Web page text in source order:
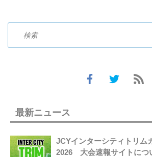
最新ニュース
JCYインターシティトリム
2026 大会速報サイトにつ